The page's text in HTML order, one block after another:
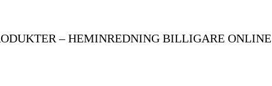
– HEMINREDNING BILLIGARE ONLINE